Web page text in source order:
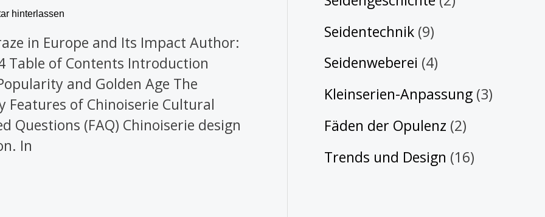
hinterlassen
in Europe and Its Impact Author:
Table of Contents Introduction
and Golden Age The
Features of Chinoiserie Cultural
Questions (FAQ) Chinoiserie design
In
Seidentechnik (9)
Seidenweberei (4)
Kleinserien-Anpassung (3)
Fäden der Opulenz (2)
Trends und Design (16)